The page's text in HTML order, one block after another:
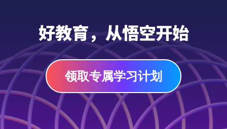
到显著提升。快来免费下载识字卡，让孩子快
乐学习中文字词吧！
好教育，从悟空开始
领取专属学习计划